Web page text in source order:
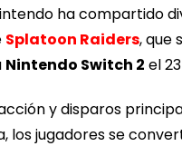
ha compartido
Splatoon Raiders, que
Nintendo Switch 2 el
y disparos
los jugadores se